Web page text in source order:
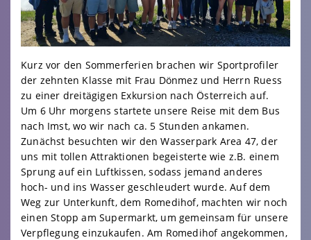
Kurz vor den Sommerferien brachen wir Sportprofiler
der zehnten Klasse mit Frau Dönmez und Herrn Ruess
zu einer dreitägigen Exkursion nach Österreich auf.
Um 6 Uhr morgens startete unsere Reise mit dem Bus
nach Imst, wo wir nach ca. 5 Stunden ankamen.
Zunächst besuchten wir den Wasserpark Area 47, der
uns mit tollen Attraktionen begeisterte wie z.B. einem
Sprung auf ein Luftkissen, sodass jemand anderes
hoch- und ins Wasser geschleudert wurde. Auf dem
Weg zur Unterkunft, dem Romedihof, machten wir noch
einen Stopp am Supermarkt, um gemeinsam für unsere
Verpflegung einzukaufen. Am Romedihof angekommen,